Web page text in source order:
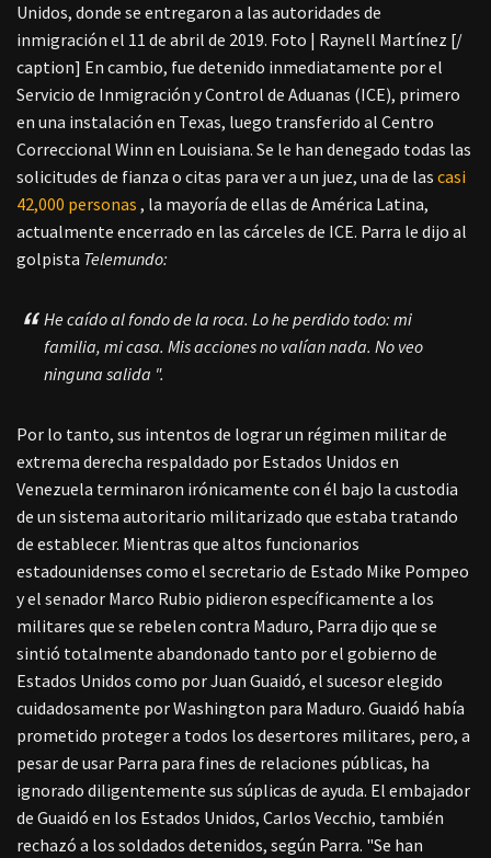
Unidos, donde se entregaron a las autoridades de
inmigración el 11 de abril de 2019. Foto | Raynell Martínez [/
caption] En cambio, fue detenido inmediatamente por el
Servicio de Inmigración y Control de Aduanas (ICE), primero
en una instalación en Texas, luego transferido al Centro
Correccional Winn en Louisiana. Se le han denegado todas las
solicitudes de fianza o citas para ver a un juez, una de las casi
42,000 personas , la mayoría de ellas de América Latina,
actualmente encerrado en las cárceles de ICE. Parra le dijo al
golpista Telemundo:
He caído al fondo de la roca. Lo he perdido todo: mi
familia, mi casa. Mis acciones no valían nada. No veo
ninguna salida ".
Por lo tanto, sus intentos de lograr un régimen militar de
extrema derecha respaldado por Estados Unidos en
Venezuela terminaron irónicamente con él bajo la custodia
de un sistema autoritario militarizado que estaba tratando
de establecer. Mientras que altos funcionarios
estadounidenses como el secretario de Estado Mike Pompeo
y el senador Marco Rubio pidieron específicamente a los
militares que se rebelen contra Maduro, Parra dijo que se
sintió totalmente abandonado tanto por el gobierno de
Estados Unidos como por Juan Guaidó, el sucesor elegido
cuidadosamente por Washington para Maduro. Guaidó había
prometido proteger a todos los desertores militares, pero, a
pesar de usar Parra para fines de relaciones públicas, ha
ignorado diligentemente sus súplicas de ayuda. El embajador
de Guaidó en los Estados Unidos, Carlos Vecchio, también
rechazó a los soldados detenidos, según Parra. "Se han